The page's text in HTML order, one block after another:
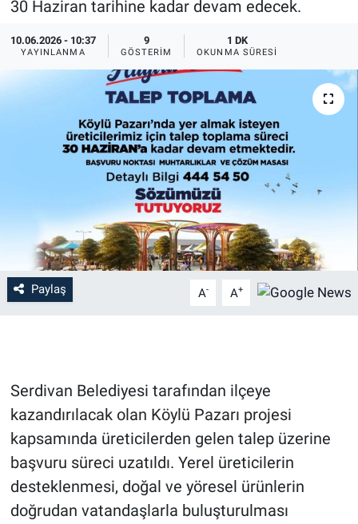
30 Haziran tarihine kadar devam edecek.
10.06.2026 - 10:37
YAYINLANMA
9
GÖSTERIM
1 DK
OKUNMA SÜRESI
Paylaş A- A+
Serdivan Belediyesi tarafından ilçeye
kazandırılacak olan Köylü Pazarı projesi
kapsamında üreticilerden gelen talep üzerine
başvuru süreci uzatıldı. Yerel üreticilerin
desteklenmesi, doğal ve yöresel ürünlerin
doğrudan vatandaşlarla buluşturulması